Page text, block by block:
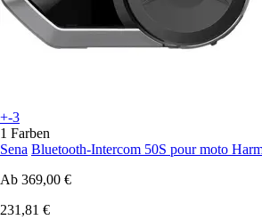
+-3
1 Farben
Sena Bluetooth-Intercom 50S pour moto
Ab 369,00 €
231,81 €